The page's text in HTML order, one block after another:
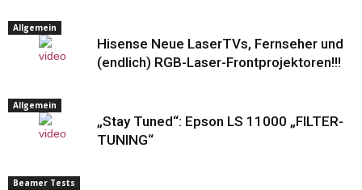
Allgemein
Hisense Neue LaserTVs, Fernseher und
(endlich) RGB-Laser-Frontprojektoren!!!
Allgemein
„Stay Tuned“: Epson LS 11000 „FILTER-
TUNING“
Beamer Tests